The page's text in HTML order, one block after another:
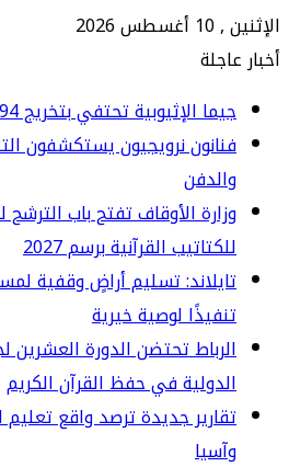
الإثيوبية تحتفي بتخريج 94 حافظًا للقرآن الكريم
نرويجيون يستكشفون التصور
الأوقاف تفتح باب الترشح
القرآنية برسم 2027
تسليم أراضٍ وقفية لمسجدين
لوصية خيرية
تحتضن الدورة العشرين لجائزة
في حفظ القرآن الكريم
جديدة ترصد واقع تعليم اللغة